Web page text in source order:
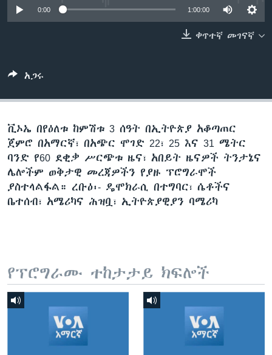
0:00 1:00:00
ቀጥተኛ መገናኛ
አጋሩ
ቪኦኤ በየዕለቱ ከምሽቱ 3 ሰዓት በኢትዮጵያ አቆጣጠር
ጀምሮ በአማርኛ፣ በአጭር ሞገድ 22፣ 25 እና 31 ሜትር
ባንድ የ60 ደቂቃ ሥርጭቱ ዜና፣ አበይት ዜናዎች ትንታኔና
ሌሎችም ወቅታዊ መረጃዎችን የያዙ ፕሮግራሞች
ያስተላልፋል። ረቡዕ፡- ዴሞክራሲ በተግባር፣ ሴቶችና
ቤተሰብ፣ አሜሪካና ሕዝቧ፣ ኢትዮጵያዊያን ባሜሪካ
የፕሮግራሙ ተከታታይ ክፍሎች